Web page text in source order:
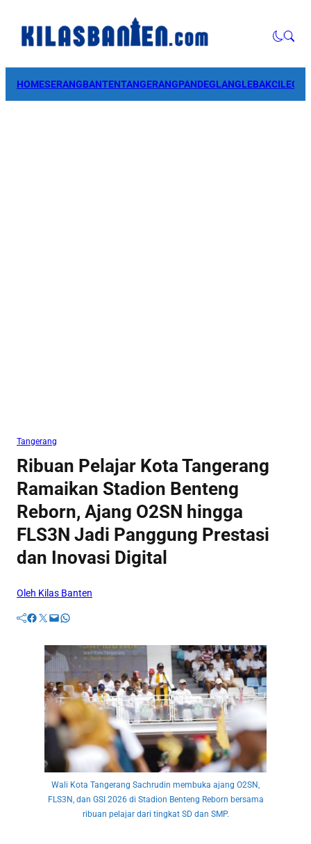
HOMESERANGBANTENTANGERANGPANDEGLANGLEBAK
Tangerang
Ribuan Pelajar Kota Tangerang
Ramaikan Stadion Benteng
Reborn, Ajang O2SN hingga
FLS3N Jadi Panggung Prestasi
dan Inovasi Digital
Oleh Kilas Banten
Facebook Twitter Mail WhatsApp
Wali Kota Tangerang Sachrudin membuka ajang O2SN,
FLS3N, dan GSI 2026 di Stadion Benteng Reborn bersama
ribuan pelajar dari tingkat SD dan SMP.